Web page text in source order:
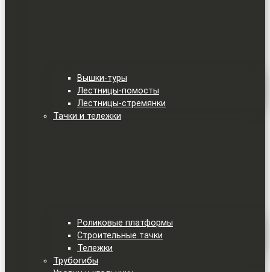
Вышки-туры
Лестницы-помосты
Лестницы-стремянки
Тачки и тележки
Роликовые платформы
Строительные тачки
Тележки
Трубогибы